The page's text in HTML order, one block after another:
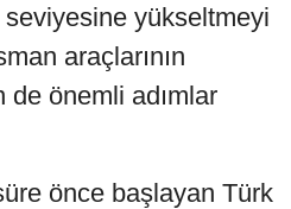
seviyesine yükseltmeyi
araçlarının
önemli adımlar
önce başlayan Türk